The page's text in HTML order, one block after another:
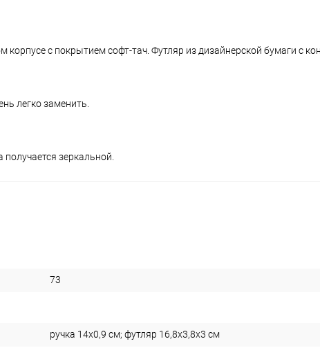
корпусе с покрытием софт-тач. Футляр из дизайнерской бумаги с
легко заменить.
зеркальной.
73
ручка 14х0,9 см; футляр 16,8х3,8х3 см